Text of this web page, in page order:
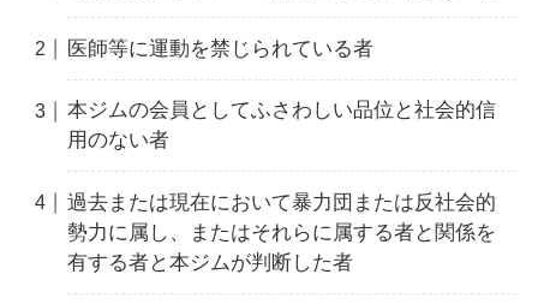
医師等に運動を禁じられている者
本ジムの会員としてふさわしい品位と社会的信
用のない者
過去または現在において暴力団または反社会的
勢力に属し、またはそれらに属する者と関係を
有する者と本ジムが判断した者